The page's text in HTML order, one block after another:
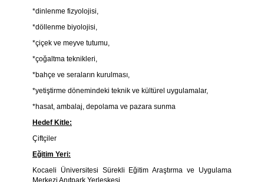
*dinlenme fizyolojisi,
*döllenme biyolojisi,
*çiçek ve meyve tutumu,
*çoğaltma teknikleri,
*bahçe ve seraların kurulması,
*yetiştirme dönemindeki teknik ve kültürel uygulamalar,
*hasat, ambalaj, depolama ve pazara sunma
Hedef Kitle:
Çiftçiler
Eğitim Yeri:
Kocaeli Üniversitesi Sürekli Eğitim Araştırma ve Uygulama
Merkezi Anıtpark Yerleşkesi